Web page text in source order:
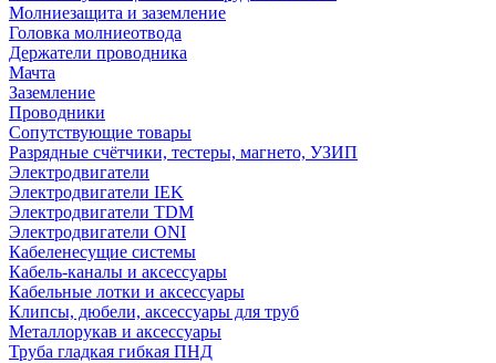
Молниезащита и заземление
Головка молниеотвода
Держатели проводника
Мачта
Заземление
Проводники
Сопутствующие товары
Разрядные счётчики, тестеры, магнето, УЗИП
Электродвигатели
Электродвигатели IEK
Электродвигатели TDM
Электродвигатели ONI
Кабеленесущие системы
Кабель-каналы и аксессуары
Кабельные лотки и аксессуары
Клипсы, дюбели, аксессуары для труб
Металлорукав и аксессуары
Труба гладкая гибкая ПНД